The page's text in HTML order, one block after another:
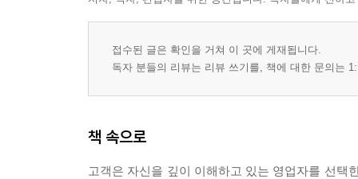
강한 영업 조직은 설계부터 다르다
1 영업 조직의 전문화는 어떻게 구축되는가?
2 성과 나는, 이기는 영업 조직 만들기
2 리더십의 원천
접수된 글은 확인을 거쳐 이 곳에 게재됩니다.
독자 분들의 리뷰는 리뷰 쓰기를, 책에 대한 문의는
책 속으로
고객은 자신을 깊이 이해하고 있는 영업자를 선택